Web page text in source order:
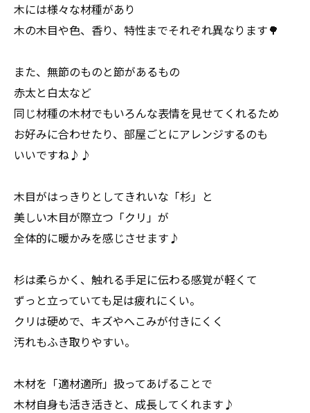
木には様々な材種があり
木の木目や色、香り、特性までそれぞれ異なります🌳
また、無節のものと節があるもの
赤太と白太など
同じ材種の木材でもいろんな表情を見せてくれるため
お好みに合わせたり、部屋ごとにアレンジするのも
いいですね♪♪
木目がはっきりとしてきれいな「杉」と
美しい木目が際立つ「クリ」が
全体的に暖かみを感じさせます♪
杉は柔らかく、触れる手足に伝わる感覚が軽くて
ずっと立っていても足は疲れにくい。
クリは硬めで、キズやへこみが付きにくく
汚れもふき取りやすい。
木材を「適材適所」扱ってあげることで
木材自身も活き活きと、成長してくれます♪